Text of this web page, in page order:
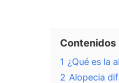
Contenidos
1 ¿Qué es la
2 Alopecia